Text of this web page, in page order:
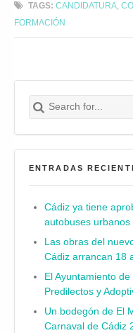
TAGS: CANDIDATURA ,
FORMACIÓN
Search for:
Buscar
ENTRADAS
Cádiz ya tiene
autobuses
Las obras del
Cádiz arrancan 18
El Ayuntamiento
Predilectos y
Un bodegón de El
Carnaval de Cádiz